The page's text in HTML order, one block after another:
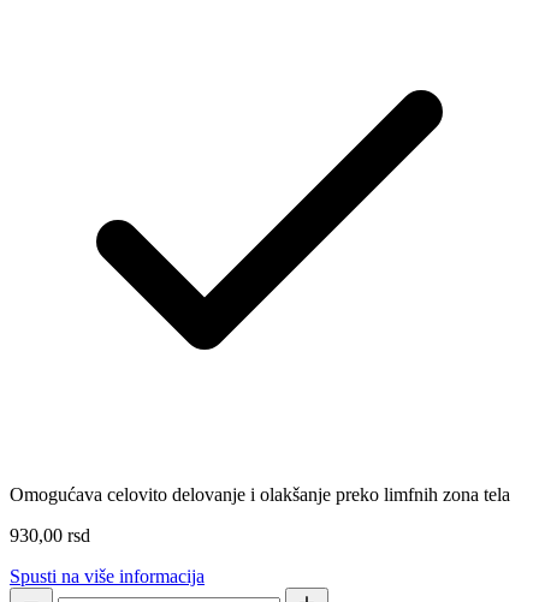
Omogućava celovito delovanje i olakšanje preko limfnih zona tela
930,00 rsd
Spusti na više informacija